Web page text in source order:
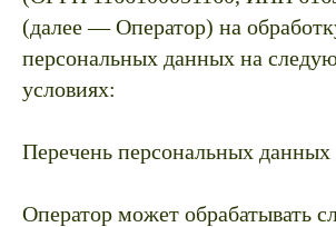
(далее — Оператор) на
персональных данных на
условиях:
Перечень персональных данных
Оператор может обрабатывать